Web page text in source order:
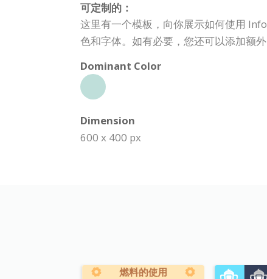
可定制的：
这里有一个模板，向你展示如何使用
色和字体。如有必要，您还可以添加额
Dominant Color
Dimension
600 x 400 px